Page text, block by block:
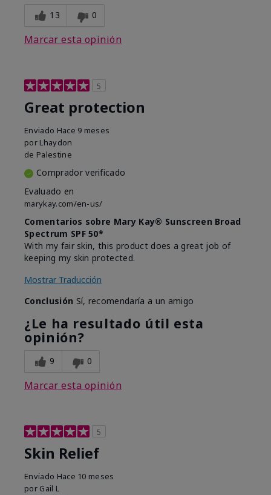
13 0
Marcar esta opinión
5
Great protection
Enviado Hace 9 meses
por Lhaydon
de Palestine
Comprador verificado
Evaluado en
marykay.com/en-us/
Comentarios sobre Mary Kay® Sunscreen Broad
Spectrum SPF 50*
With my fair skin, this product does a great job of
keeping my skin protected.
Mostrar Traducción
Conclusión Sí, recomendaría a un amigo
¿Le ha resultado útil esta
opinión?
9 0
Marcar esta opinión
5
Skin Relief
Enviado Hace 10 meses
por Gail L